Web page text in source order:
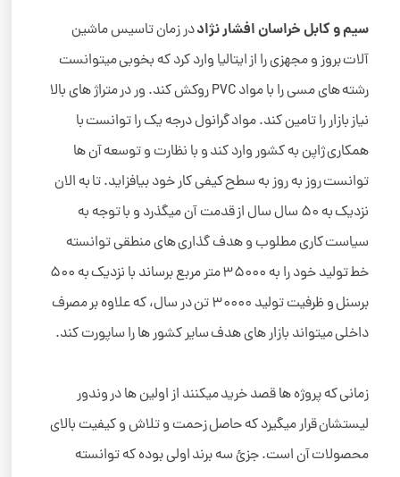
سیم و کابل خراسان افشار نژاددر زمان تاسیس ماشین
آلات بروز و مجهزی را از ایتالیا وارد کرد که بخوبی میتوانست
رشته های مسی را با مواد PVC روکش کند. ور در متراژ های بالا
نیاز بازار را تامین کند. مواد گرانول درجه یک را توانست با
همکاری ژاپن به کشور وارد کند و با نظارت و توسعه آن ها
توانست روز به روز به سطح کیفی کار خود بیافزاید. تا به الان
نزدیک به 50 سال سال از قدمت آن میگذرد و با توجه به
سیاست کاری مطلوب و هدف گذاری های منطقی توانسته
خط تولید خود را به 35000 متر مربع برساند با نزدیک به 500
برسنل و ظرفیت تولید 30000 تن در سال، که علاوه بر مصرف
داخلی میتواند بازار های هدف سایر کشور ها را ساپورت کند.
زمانی که پروژه ها قصد خرید میکنند از اولین ها در وندور
لیستشان قرار میگیرد که حاصل زحمت و تلاش و کیفیت بالای
محصولات آن است. جزئ سه برند اولی بوده که توانسته